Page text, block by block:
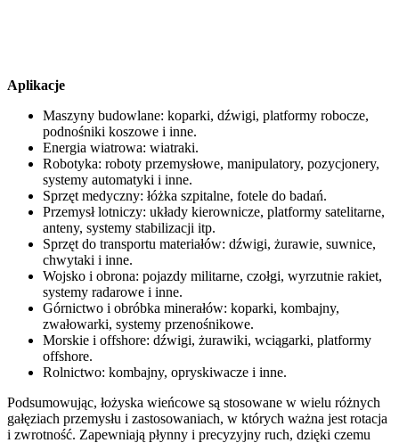
Aplikacje
Maszyny budowlane: koparki, dźwigi, platformy robocze,
podnośniki koszowe i inne.
Energia wiatrowa: wiatraki.
Robotyka: roboty przemysłowe, manipulatory, pozycjonery,
systemy automatyki i inne.
Sprzęt medyczny: łóżka szpitalne, fotele do badań.
Przemysł lotniczy: układy kierownicze, platformy satelitarne,
anteny, systemy stabilizacji itp.
Sprzęt do transportu materiałów: dźwigi, żurawie, suwnice,
chwytaki i inne.
Wojsko i obrona: pojazdy militarne, czołgi, wyrzutnie rakiet,
systemy radarowe i inne.
Górnictwo i obróbka minerałów: koparki, kombajny,
zwałowarki, systemy przenośnikowe.
Morskie i offshore: dźwigi, żurawiki, wciągarki, platformy
offshore.
Rolnictwo: kombajny, opryskiwacze i inne.
Podsumowując, łożyska wieńcowe są stosowane w wielu różnych
gałęziach przemysłu i zastosowaniach, w których ważna jest rotacja
i zwrotność. Zapewniają płynny i precyzyjny ruch, dzięki czemu